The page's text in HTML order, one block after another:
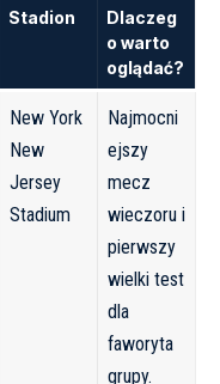
Stadion
Dlaczeg
o warto
oglądać?
New York
New
Jersey
Stadium
Najmocni
ejszy
mecz
wieczoru i
pierwszy
wielki test
dla
faworyta
grupy.